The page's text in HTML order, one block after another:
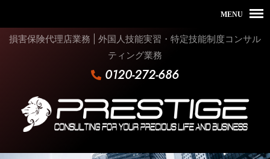
損害保険代理店業務 | 外国人技能実習・特定技能制度コンサル
ティング業務
0120-272-686